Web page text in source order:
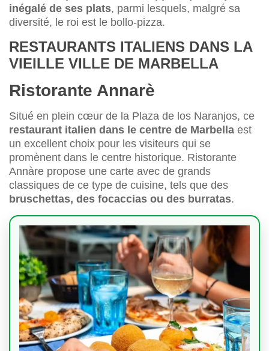
inégalé de ses plats, parmi lesquels, malgré sa
diversité, le roi est le bollo-pizza.
RESTAURANTS ITALIENS DANS LA
VIEILLE VILLE DE MARBELLA
Ristorante Annarè
Situé en plein cœur de la Plaza de los Naranjos, ce
restaurant italien dans le centre de Marbella est
un excellent choix pour les visiteurs qui se
promènent dans le centre historique. Ristorante
Annàre propose une carte avec de grands
classiques de ce type de cuisine, tels que des
bruschettas, des focaccias ou des burratas.